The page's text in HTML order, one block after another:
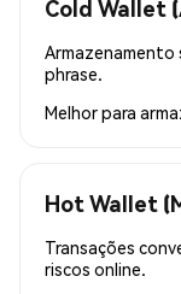
Cold Wallet
Armazenamento
phrase.
Melhor para
Hot Wallet
Transações
riscos online.